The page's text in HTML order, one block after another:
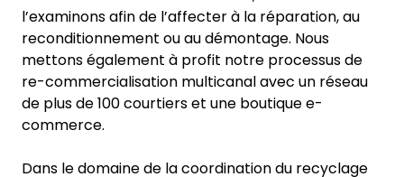
l’examinons afin de l’affecter à la réparation, au
reconditionnement ou au démontage. Nous
mettons également à profit notre processus de
re-commercialisation multicanal avec un réseau
de plus de 100 courtiers et une boutique e-
commerce.
Dans le domaine de la coordination du recyclage